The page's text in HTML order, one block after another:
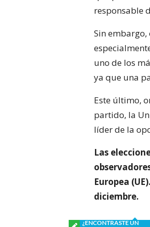
responsable
Sin
uno de los
ya que una
Este último,
partido, la
líder de la
Las
Europea
diciembre.
¿ENCONTRASTE UN